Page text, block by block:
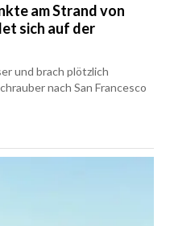
am Strand von
sich auf der
und brach plötzlich
nach San Francesco